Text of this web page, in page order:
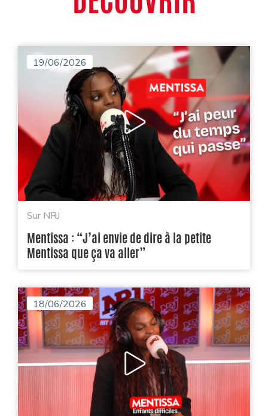
19/06/2026
Sur NRJ
Mentissa : “J’ai envie de dire à la petite
Mentissa que ça va aller”
18/06/2026